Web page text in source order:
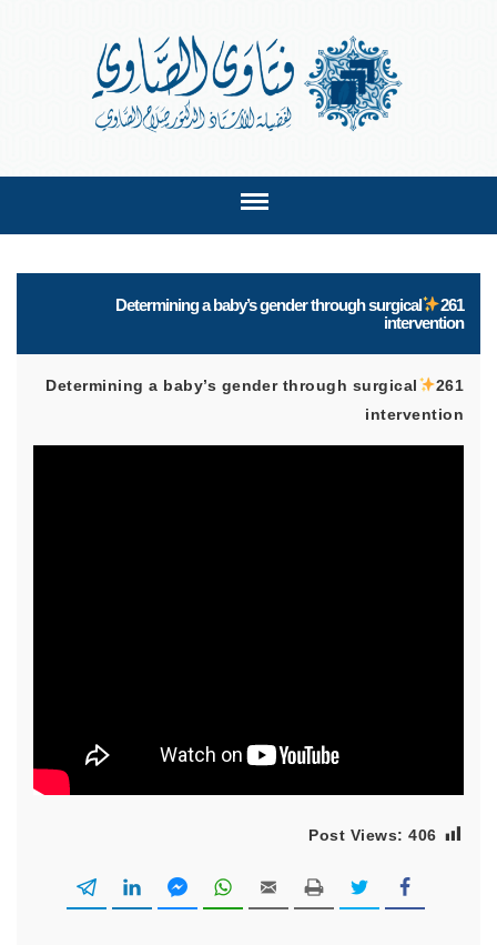
261
Determining a baby’s gender through surgical
intervention
261
Determining a baby’s gender through surgical
intervention
Post Views: 406